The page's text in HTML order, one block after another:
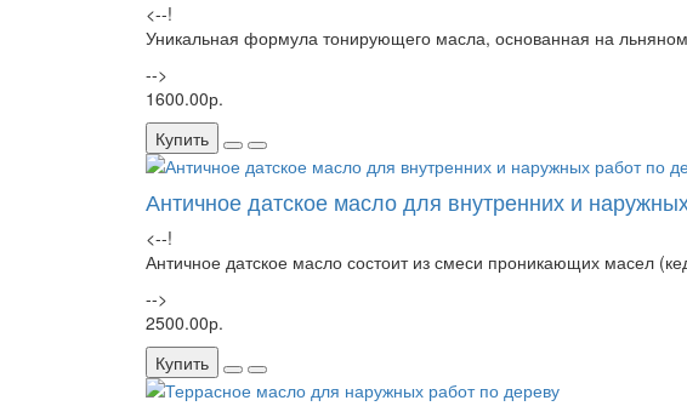
<--!
Уникальная формула тонирующего масла, основанная на
-->
1600.00р.
Купить
Античное датское масло для внутренних и
<--!
Античное датское масло состоит из смеси проникающих масел
-->
2500.00р.
Купить